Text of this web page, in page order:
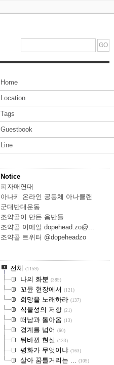
Home
Location
Tags
Guestbook
Line
Notice
피자매연대
아나키 온라인 공동체 아나클랜
군대반대운동
조약골이 만든 음반들
조약골 이메일 dopehead.zo@...
조약골 트위터 @dopeheadzo
전체 (1159)
나의 화분 (389)
꼬뮨 현장에서 (121)
희망을 노래하라 (137)
식물성의 저항 (21)
떠남과 돌아옴 (13)
경계를 넘어 (60)
뒤바뀐 현실 (133)
평화가 무엇이냐 (163)
살아 꿈틀거리는 ... (109)